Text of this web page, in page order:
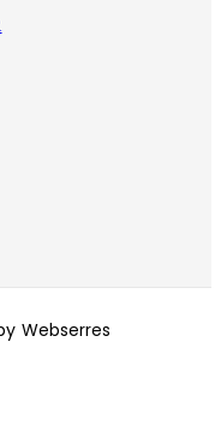
Webserres